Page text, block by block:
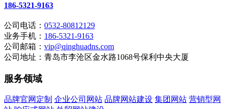
186-5321-9163
公司电话： 0532-80812129
业务手机： 186-5321-9163
公司邮箱： vip@qinghuadns.com
公司地址：青岛市李沧区金水路1068号保利中央大厦
服务领域
品牌官网定制 企业公司网站 品牌网站建设 集团网站 营销型网